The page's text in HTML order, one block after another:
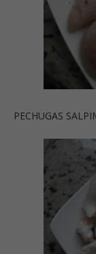
PECHUGAS